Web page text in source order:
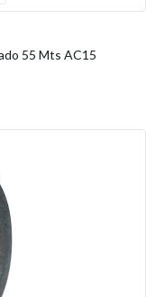
55 Mts AC15